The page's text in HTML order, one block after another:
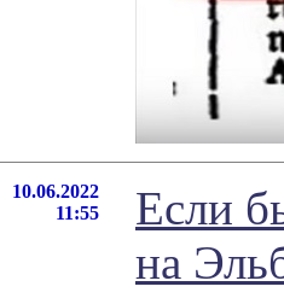
10.06.2022
11:55
Если
на